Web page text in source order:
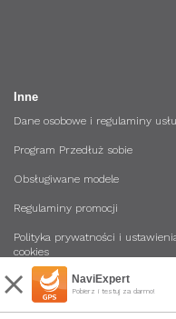
NaviExpert
Pobierz i testuj za darmo!
Inne
Dane osobowe i regulaminy
Program Przedłuż sobie
Obsługiwane modele
Regulaminy promocji
Polityka prywatności i
cookies
Zostań Ambasadorem NaviExpert
Regulamin Sklepu